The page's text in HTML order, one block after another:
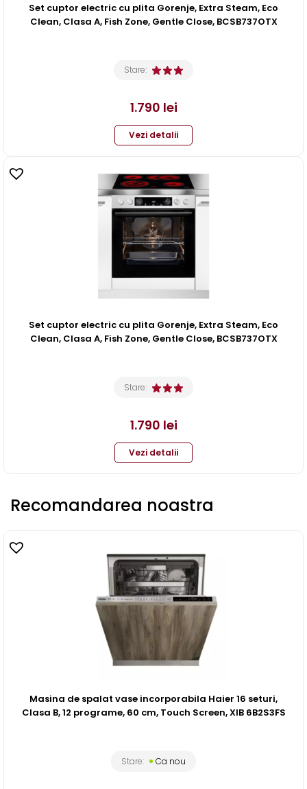
Set cuptor electric cu plita Gorenje, Extra Steam, Eco
Clean, Clasa A, Fish Zone, Gentle Close, BCSB737OTX
Stare:
1.790 lei
Vezi detalii
Set cuptor electric cu plita Gorenje, Extra Steam, Eco
Clean, Clasa A, Fish Zone, Gentle Close, BCSB737OTX
Stare:
1.790 lei
Vezi detalii
Recomandarea noastra
Masina de spalat vase incorporabila Haier 16 seturi,
Clasa B, 12 programe, 60 cm, Touch Screen, XIB 6B2S3FS
Stare: Ca nou